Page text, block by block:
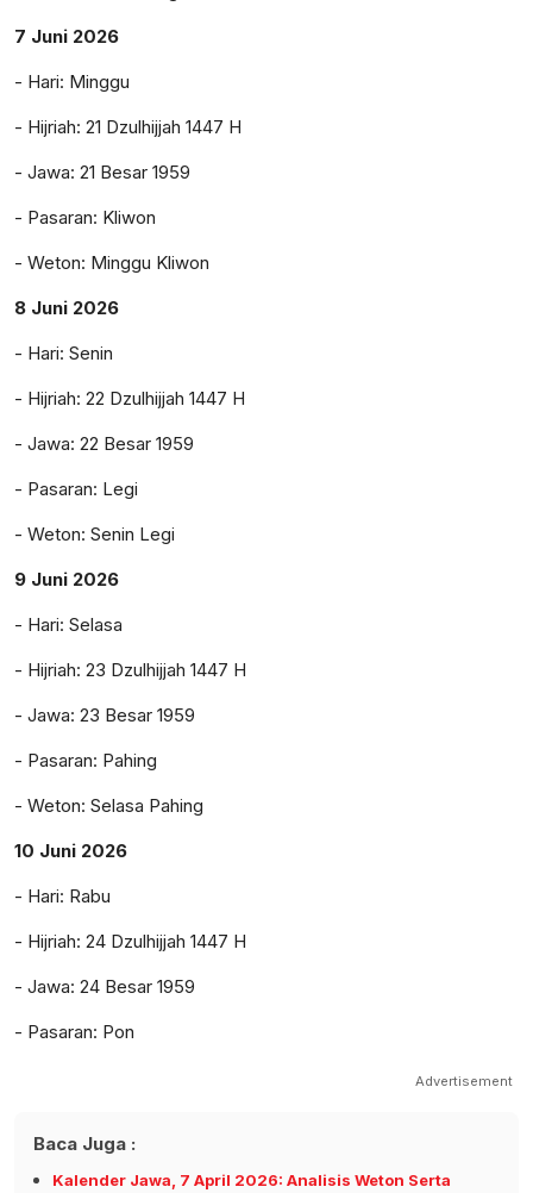
7 Juni 2026
- Hari: Minggu
- Hijriah: 21 Dzulhijjah 1447 H
- Jawa: 21 Besar 1959
- Pasaran: Kliwon
- Weton: Minggu Kliwon
8 Juni 2026
- Hari: Senin
- Hijriah: 22 Dzulhijjah 1447 H
- Jawa: 22 Besar 1959
- Pasaran: Legi
- Weton: Senin Legi
9 Juni 2026
- Hari: Selasa
- Hijriah: 23 Dzulhijjah 1447 H
- Jawa: 23 Besar 1959
- Pasaran: Pahing
- Weton: Selasa Pahing
10 Juni 2026
- Hari: Rabu
- Hijriah: 24 Dzulhijjah 1447 H
- Jawa: 24 Besar 1959
- Pasaran: Pon
Advertisement
Baca Juga :
Kalender Jawa, 7 April 2026: Analisis Weton Serta